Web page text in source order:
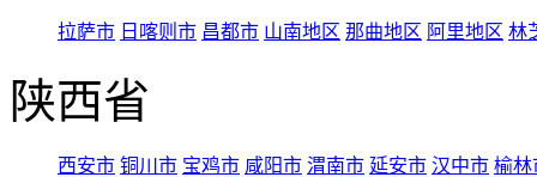
拉萨市 日喀则市 昌都市 山南地区 那曲地区 阿里地区 林
陕西省
西安市 铜川市 宝鸡市 咸阳市 渭南市 延安市 汉中市 榆林